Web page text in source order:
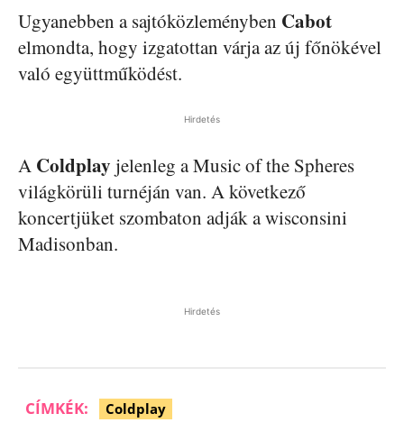
Ugyanebben a sajtóközleményben Cabot
elmondta, hogy izgatottan várja az új főnökével
való együttműködést.
Hirdetés
A Coldplay jelenleg a Music of the Spheres
világkörüli turnéján van. A következő
koncertjüket szombaton adják a wisconsini
Madisonban.
Hirdetés
CÍMKÉK: Coldplay